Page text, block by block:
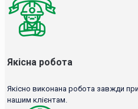
Якісна робота
Якісно виконана робота завжди
нашим клієнтам.